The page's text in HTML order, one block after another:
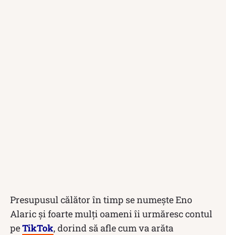
Presupusul călător în timp se numește Eno
Alaric și foarte mulți oameni îi urmăresc contul
peTikTok, dorind să afle cum va arăta